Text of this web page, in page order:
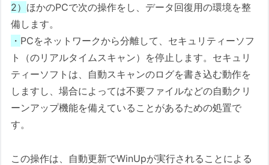
2） ほかのPCで次の操作をし、データ回復用の環境を整
備します。
・ PCをネットワークから分離して、セキュリティーソフ
ト（のリアルタイムスキャン）を停止します。セキュリ
ティーソフトは、自動スキャンのログを書き込む動作を
しますし、場合によっては不要ファイルなどの自動クリ
ーンアップ機能を備えていることがあるための処置で
す。
この操作は、自動更新でWinUpが実行されることによる